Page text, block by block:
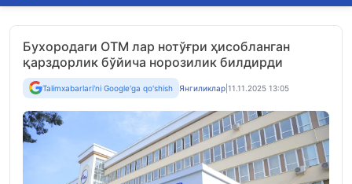
content
Бухородаги ОТМ лар нотўғри ҳисобланган
қарздорлик бўйича норозилик билдирди
Talimxabarlari'ni Google'ga qo'shish Янгиликлар 11.11.2025 13:05